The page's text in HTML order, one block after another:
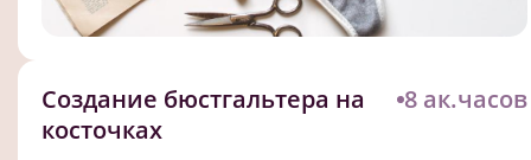
Создание бюстгальтера на
косточках
8 ак.часов